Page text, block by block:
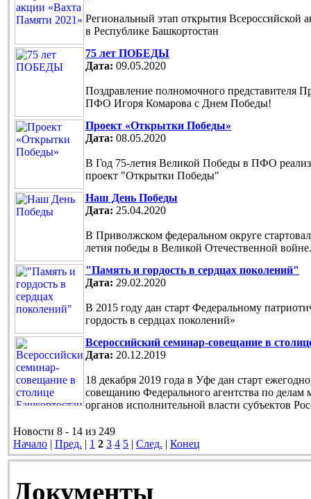
Региональный этап открытия Всероссийской
в Республике Башкортостан
75 лет ПОБЕДЫ
Дата: 09.05.2020
Поздравление полномочного представителя
ПФО Игоря Комарова с Днем Победы!
Проект «Открытки Победы»
Дата: 08.05.2020
В Год 75-летия Великой Победы в ПФО
проект "Открытки Победы"
Наш День Победы
Дата: 25.04.2020
В Приволжском федеральном округе
летия победы в Великой Отечественной войне.
"Память и гордость в сердцах поколений"
Дата: 29.02.2020
В 2015 году дан старт Федеральному
гордость в сердцах поколений»
Всероссийский семинар-совещание в
Дата: 20.12.2019
18 декабря 2019 года в Уфе дан старт
совещанию Федерального агентства по делам
органов исполнительной власти субъектов
Новости 8 - 14 из 249
Начало | Пред. | 1 2 3 4 5 | След. | Конец
Документы